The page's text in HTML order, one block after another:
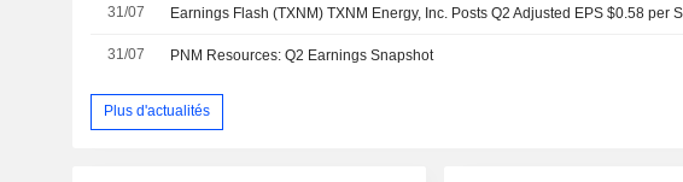
31/07
31/07 PNM Resources: Q2 Earnings Snapshot
Plus d'actualités